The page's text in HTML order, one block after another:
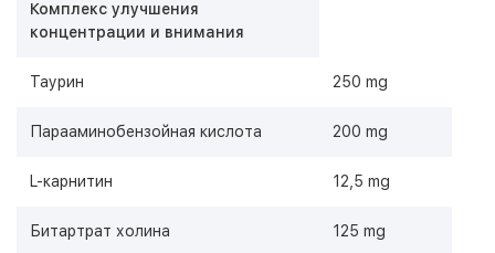
Комплекс улучшения
концентрации и внимания
Таурин 250 mg
Парааминобензойная кислота 200 mg
L-карнитин 12,5 mg
Битартрат холина 125 mg